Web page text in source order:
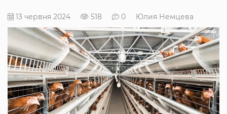
13 червня 2024 518 0 Юлия Немцева